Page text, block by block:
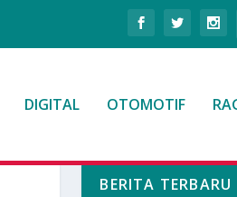
DIGITAL OTOMOTIF
BERITA TERBARU